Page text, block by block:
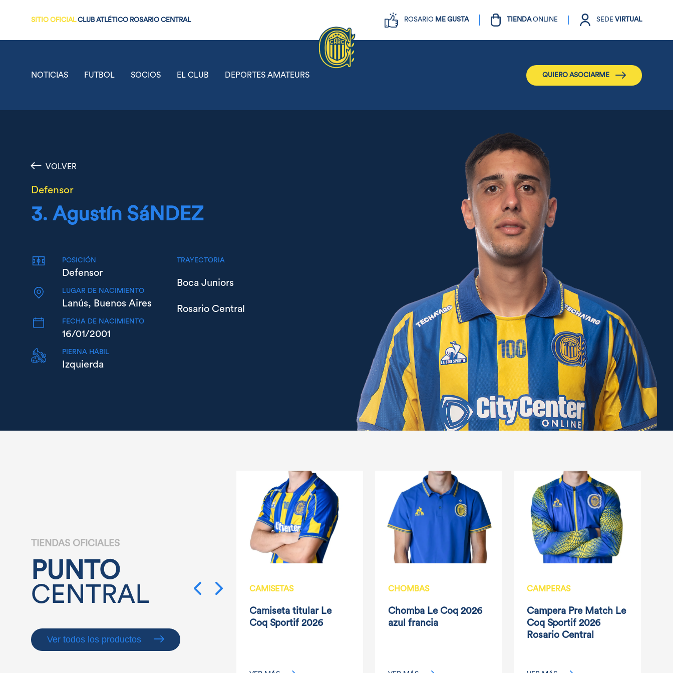
SITIO OFICIALCLUB ATLÉTICO ROSARIO CENTRAL ROSARIO ME GUSTA TIENDA ONLINE SEDE VIRTUAL
NOTICIAS FUTBOL SOCIOS EL CLUB DEPORTES AMATEURS QUIERO ASOCIARME
VOLVER
Defensor
3. Agustín SáNDEZ
POSICIÓN
Defensor
LUGAR DE NACIMIENTO
Lanús, Buenos Aires
FECHA DE NACIMIENTO
16/01/2001
PIERNA HÁBIL
Izquierda
TRAYECTORIA
Boca Juniors
Rosario Central
TIENDAS OFICIALES
PUNTO
CENTRAL
Ver todos los productos
CAMISETAS
Camiseta titular Le
Coq Sportif 2026
CHOMBAS
Chomba Le Coq 2026
azul francia
CAMPERAS
Campera Pre Match Le
Coq Sportif 2026
Rosario Central